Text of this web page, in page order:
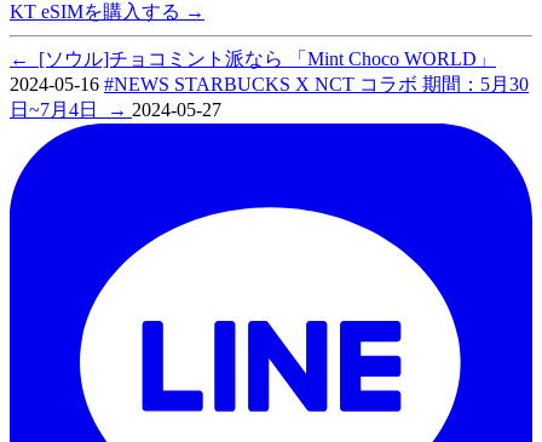
KT eSIMを購入する →
←
[ソウル]チョコミント派なら 「Mint Choco WORLD」
2024-05-16 #NEWS STARBUCKS X NCT コラボ 期間：5月30
日~7月4日
→ 2024-05-27